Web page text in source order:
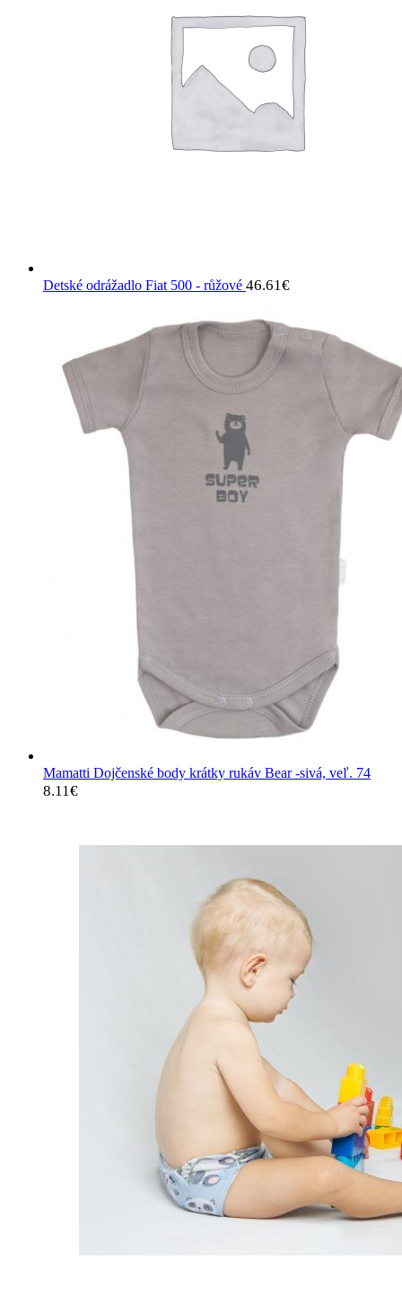
Detské odrážadlo Fiat 500 - růžové 46.61€
Mamatti Dojčenské body krátky rukáv Bear -sivá, veľ. 74
8.11€